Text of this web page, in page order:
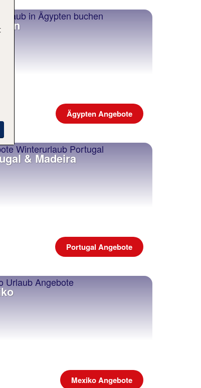
Ägypten Angebote
& Madeira
Portugal Angebote
Mexiko Angebote